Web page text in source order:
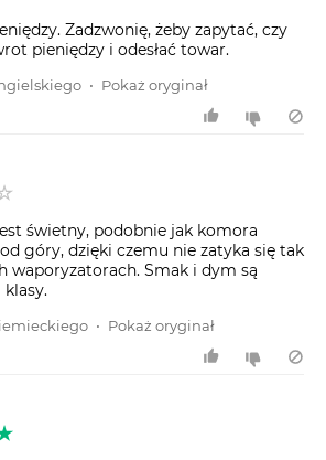
Zadzwonię, żeby zapytać, czy
pieniędzy i odesłać towar.
• Pokaż oryginał
świetny, podobnie jak komora
góry, dzięki czemu nie zatyka się tak
waporyzatorach. Smak i dym są
klasy.
• Pokaż oryginał